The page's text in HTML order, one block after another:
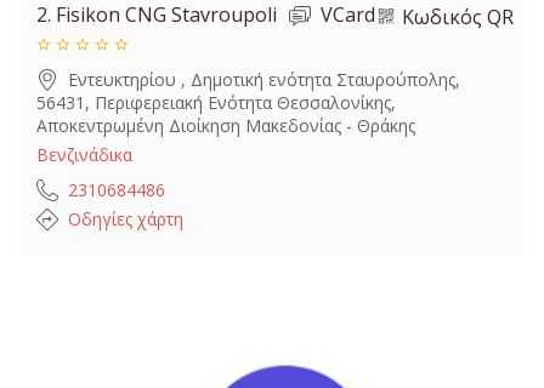
2. Fisikon CNG Stavroupoli Κωδικός QR
VCard
Εντευκτηρίου , Δημοτική ενότητα Σταυρούπολης,
56431, Περιφερειακή Ενότητα Θεσσαλονίκης,
Αποκεντρωμένη Διοίκηση Μακεδονίας - Θράκης
Βενζινάδικα
2310684486
Οδηγίες χάρτη